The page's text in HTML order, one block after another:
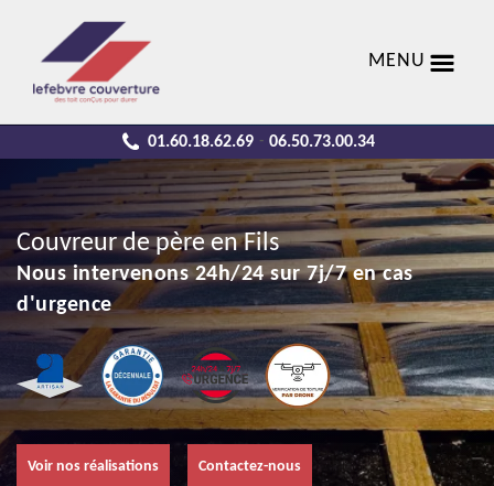
MENU
01.60.18.62.69 - 06.50.73.00.34
Couvreur de père en Fils
Nous intervenons 24h/24 sur 7j/7 en cas
d'urgence
Voir nos réalisations Contactez-nous